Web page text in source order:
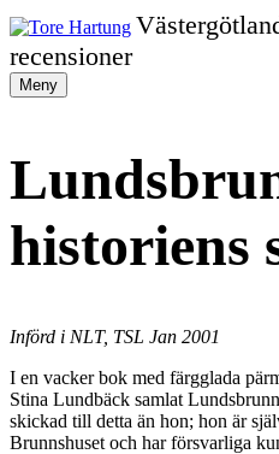
Gå
vidare
till
innehållet
Tore
Hartung
recensioner
Meny
historiens
Införd i NLT, TSL Jan 2001
I en vacker bok med färgglada
Stina Lundbäck samlat
skickad till detta än hon; hon är
Brunnshuset och har försvarliga